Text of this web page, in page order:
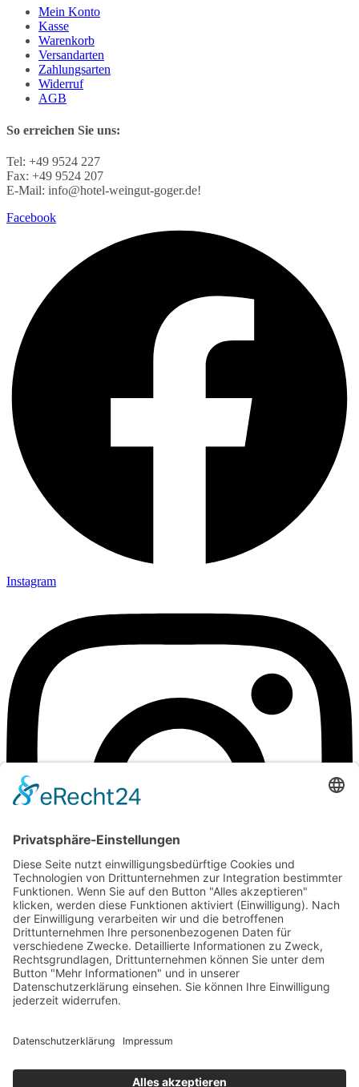
Mein Konto
Kasse
Warenkorb
Versandarten
Zahlungsarten
Widerruf
AGB
So erreichen Sie uns:
Tel: +49 9524 227
Fax: +49 9524 207
E-Mail: info@hotel-weingut-goger.de!
Facebook
Instagram
©Weingut Goger
Datenschutz